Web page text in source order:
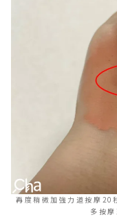
再度稍微加強力道按摩20
多按